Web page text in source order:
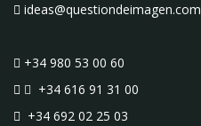
ideas@questiondeimagen.com
+34 980 53 00 60
+34 616 91 31 00
+34 692 02 25 03